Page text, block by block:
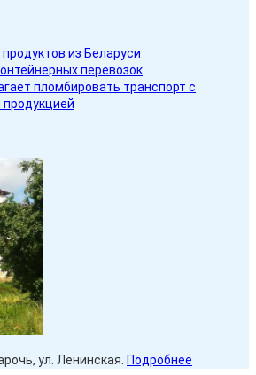
из Беларуси
перевозок
пломбировать транспорт с
ул. Ленинская. Подробнее